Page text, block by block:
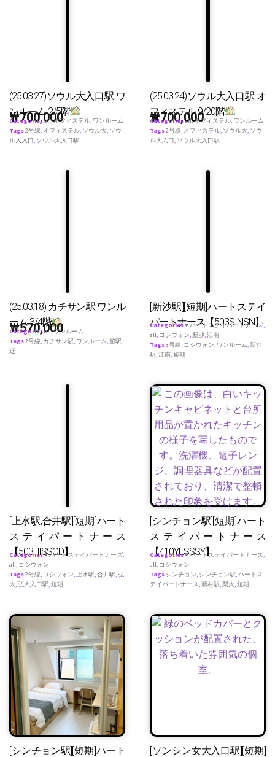
(25.03.27)ソウル大入口駅 ワ
ンルーム 2/5階
₩700,000
Categoriesall,オフィステル, ワンルーム
Tags2号線, オフィステル, ソウル大, ソウ
ル大入口, ソウル大入口駅
(25.03.24)ソウル大入口駅 オ
フィステル 9/20階
₩700,000
Categoriesall,オフィステル, ワンルーム
Tags2号線, オフィステル, ソウル大, ソウ
ル大入口, ソウル大入口駅
(25.03.18) カチサン駅 ワンル
ーム 3/4階
₩570,000
Categoriesall,ワンルーム
Tags2号線, カチサン駅, ワンルーム, 超駅
近
[新沙駅][短期]ハートステイ
パートナース【503SINSN】
Categories♥ ハートステイパートナーズ,
all, コシウォン,新沙,江南
Tags3号線, コシウォン, ワンルーム,新沙
駅,江南,短期
[上水駅,合井駅][短期]ハート
ステイパートナース
【503HISSOD】
Categories♥ ハートステイパートナーズ,
all, コシウォン
Tags2号線, コシウォン, 上水駅,合井駅,弘
大,弘大入口駅,短期
[シンチョン駅][短期]ハート
ステイパートナース
【410YESSSY】
Categories♥ ハートステイパートナーズ,
all, コシウォン
Tags シンチョン, シンチョン駅,ハートス
テイパートナース,新村駅,梨大,短期
[シンチョン駅][短期]ハート
[ソンシン女大入口駅][短期]